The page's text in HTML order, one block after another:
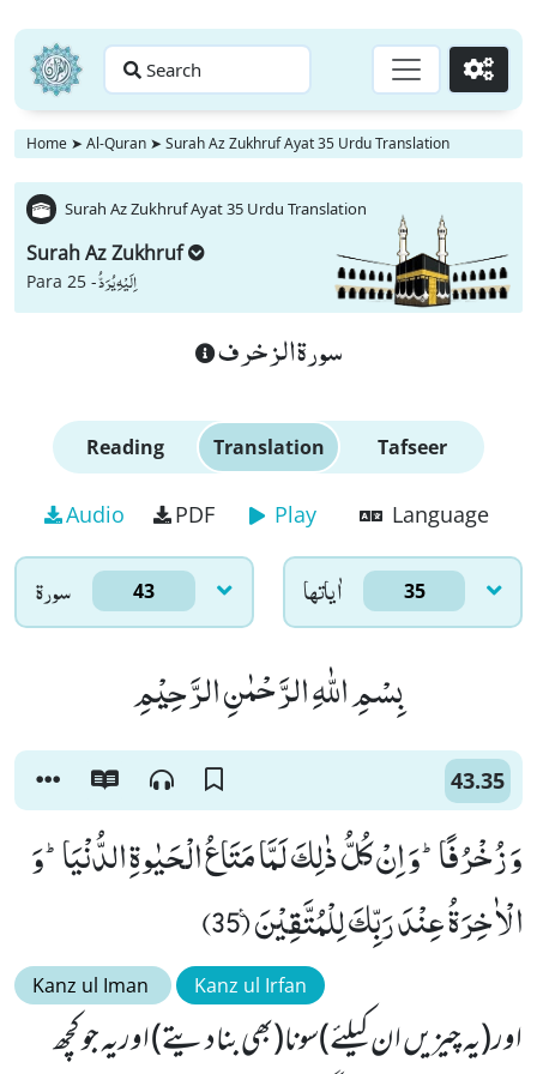
Search Go
Home ➤ Al-Quran ➤ Surah Az Zukhruf Ayat 35 Urdu Translation
Surah Az Zukhruf Ayat 35 Urdu Translation
Surah Az Zukhruf
Para 25 -اِلَیْهِ یُرَدُّ
سورة الزخرف
Reading Translation Tafseer
Audio PDF Play Language
سورۃ 43 اٰياتها 35
بِسْمِ اللّٰهِ الرَّحْمٰنِ الرَّحِیْمِ
43.35
وَ زُخْرُفًاؕ-وَ اِنْ كُلُّ ذٰلِكَ لَمَّا مَتَاعُ الْحَیٰوةِ الدُّنْیَاؕ-وَ
الْاٰخِرَةُ عِنْدَ رَبِّكَ لِلْمُتَّقِیْنَ۠ (35)
Kanz ul Iman Kanz ul Irfan
اور(یہ چیزیں ان کیلئے)سونا(بھی بنادیتے) اوریہ جو کچھ